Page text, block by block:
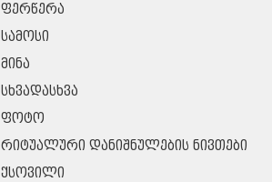
ᲤᲔᲠᲬᲔᲠᲐ
ᲡᲐᲛᲝᲡᲘ
ᲛᲘᲜᲐ
ᲡᲮᲕᲐᲓᲐᲡᲮᲕᲐ
ᲤᲝᲢᲝ
ᲠᲘᲢᲣᲐᲚᲣᲠᲘ ᲓᲐᲜᲘᲨᲜᲣᲚᲔᲑᲘᲡ ᲜᲘᲕᲗᲔᲑᲘ
ᲥᲡᲝᲕᲘᲚᲘ